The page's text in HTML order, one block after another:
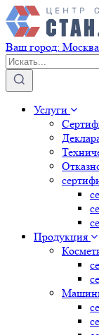
Ваш город: Москва
Услуги
Продукция